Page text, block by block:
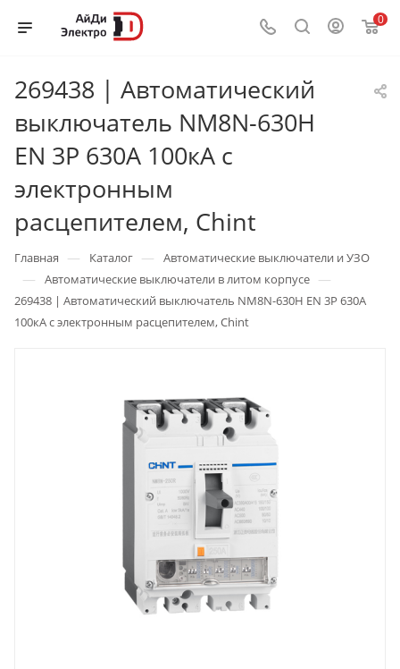
0
269438 | Автоматический
выключатель NM8N-630H
EN 3P 630А 100кА с
электронным
расцепителем, Chint
Главная — Каталог — Автоматические выключатели и УЗО
— Автоматические выключатели в литом корпусе —
269438 | Автоматический выключатель NM8N-630H EN 3P 630А
100кА с электронным расцепителем, Chint